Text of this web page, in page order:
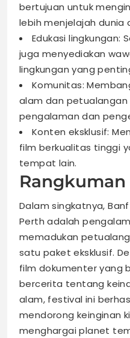
bertujuan untuk
lebih menjelajah dunia
Edukasi lingkungan:
juga menyediakan
lingkungan yang
Komunitas:
alam dan petualangan
pengalaman dan
Konten eksklusif:
film berkualitas tinggi
tempat lain.
Rangkuman
Dalam singkatnya,
Perth adalah
memadukan
satu paket eksklusif.
film dokumenter yang
bercerita tentang
alam, festival ini
mendorong keinginan
menghargai planet